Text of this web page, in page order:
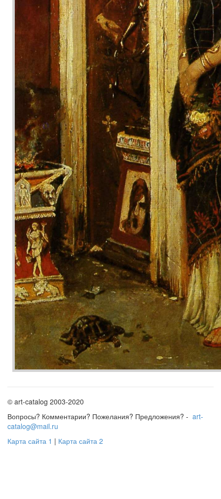
© art-catalog 2003-2020
Вопросы? Комментарии? Пожелания? Предложения? - art-
catalog@mail.ru
Карта сайта 1 | Карта сайта 2